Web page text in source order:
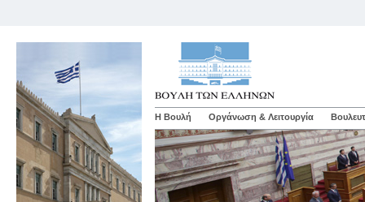
Η Βουλή Οργάνωση & Λειτουργία